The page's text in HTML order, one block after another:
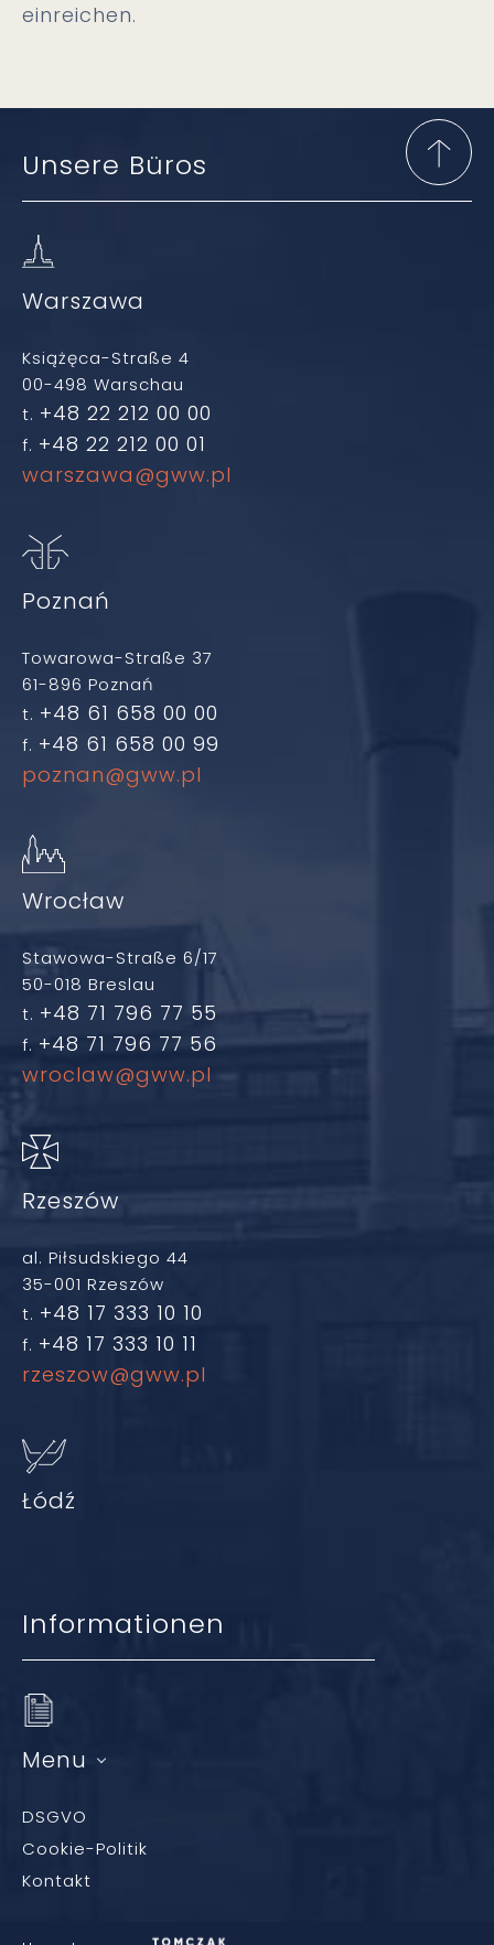
einreichen.
Unsere Büros
Warszawa
Książęca-Straße 4
00-498 Warschau
t. +48 22 212 00 00
f. +48 22 212 00 01
warszawa@gww.pl
Poznań
Towarowa-Straße 37
61-896 Poznań
t. +48 61 658 00 00
f. +48 61 658 00 99
poznan@gww.pl
Wrocław
Stawowa-Straße 6/17
50-018 Breslau
t. +48 71 796 77 55
f. +48 71 796 77 56
wroclaw@gww.pl
Rzeszów
al. Piłsudskiego 44
35-001 Rzeszów
t. +48 17 333 10 10
f. +48 17 333 10 11
rzeszow@gww.pl
Łódź
Informationen
Menu
DSGVO
Cookie-Politik
Kontakt